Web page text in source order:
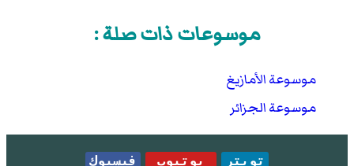
موسوعات ذات صلة :
موسوعة الأمازيغ
موسوعة الجزائر
تويتر يوتيوب
فيسبوك